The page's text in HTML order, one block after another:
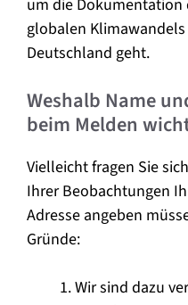
um die Dokumentation
globalen
Deutschland geht.
Weshalb Name
beim Melden
Vielleicht fragen Sie
Ihrer Beobachtungen
Adresse angeben
Gründe:
Wir sind dazu